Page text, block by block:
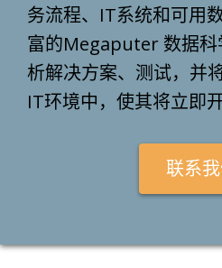
务流程、IT系统和可用
富的Megaputer 数据科
析解决方案、测试，并
IT环境中，使其将立即
联系